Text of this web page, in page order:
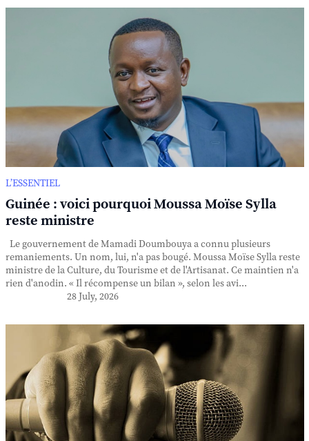
L’ESSENTIEL
Guinée : voici pourquoi Moussa Moïse Sylla
reste ministre
Le gouvernement de Mamadi Doumbouya a connu plusieurs
remaniements. Un nom, lui, n'a pas bougé. Moussa Moïse Sylla reste
ministre de la Culture, du Tourisme et de l'Artisanat. Ce maintien n'a
rien d'anodin. « Il récompense un bilan », selon les avi...
28 July, 2026